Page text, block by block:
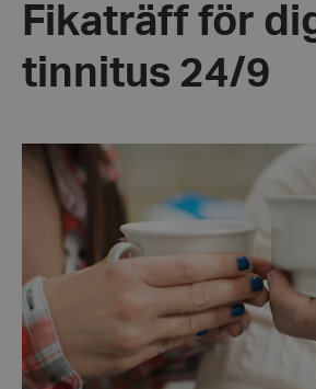
juni
2025
Fikaträff för
tinnitus 24/9